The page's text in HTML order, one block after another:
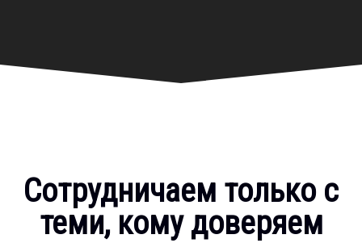
Сотрудничаем только с
теми, кому доверяем